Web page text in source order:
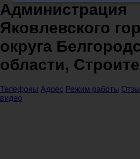
Администрация
Яковлевского
округа
области,
Телефоны Адрес Режим работы
видео